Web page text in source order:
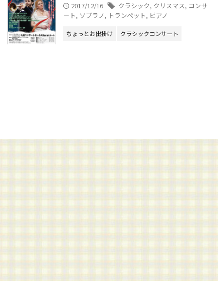
2017/12/16 クラシック, クリスマス, コンサ
ート, ソプラノ , トランペット, ピアノ
ちょっとお出掛け クラシックコンサート